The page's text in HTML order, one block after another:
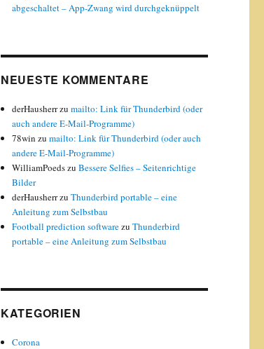
abgeschaltet – App-Zwang wird durchgeknüppelt
NEUESTE KOMMENTARE
derHausherrzumailto: Link für Thunderbird (oder
auch andere E-Mail-Programme)
78win zumailto: Link für Thunderbird (oder auch
andere E-Mail-Programme)
WilliamPoedszuBessere Selfies – Seitenrichtige
Bilder
derHausherrzuThunderbird portable – eine
Anleitung zum Selbstbau
Football prediction softwarezuThunderbird
portable – eine Anleitung zum Selbstbau
KATEGORIEN
Corona